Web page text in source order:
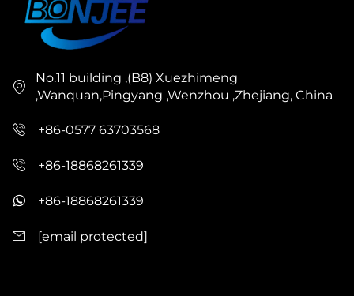
No.11 building ,(B8) Xuezhimeng
,Wanquan,Pingyang ,Wenzhou ,Zhejiang, China
+86-0577 63703568
+86-18868261339
+86-18868261339
[email protected]